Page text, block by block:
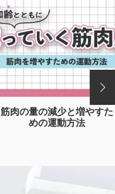
筋肉の量の減少と増やすた
めの運動方法